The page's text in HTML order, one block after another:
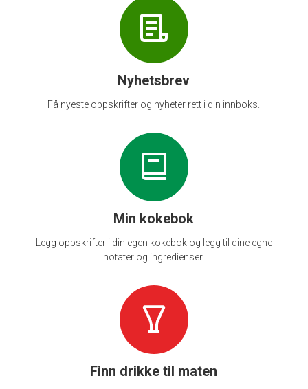
Nyhetsbrev
Få nyeste oppskrifter og nyheter rett i din innboks.
Min kokebok
Legg oppskrifter i din egen kokebok og legg til dine egne
notater og ingredienser.
Finn drikke til maten